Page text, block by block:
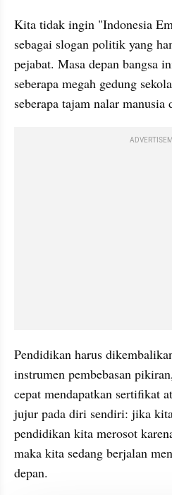
Kita tidak ingin "Indonesia
sebagai slogan politik yang
pejabat. Masa depan bangsa
seberapa megah gedung
seberapa tajam nalar manusia
Pendidikan harus
instrumen pembebasan
cepat mendapatkan sertifikat
jujur pada diri sendiri: jika
pendidikan kita merosot
maka kita sedang berjalan
depan.